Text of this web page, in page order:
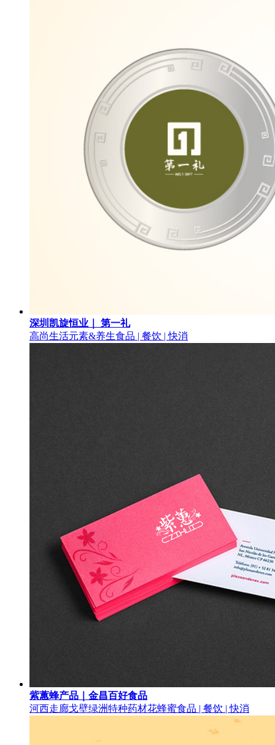
深圳凯旋恒业｜ 第一礼
高尚生活元素&养生食品 | 餐饮 | 快消
紫蕙蜂产品｜金昌百好食品
河西走廊戈壁绿洲特种药材花蜂蜜食品 | 餐饮 | 快消